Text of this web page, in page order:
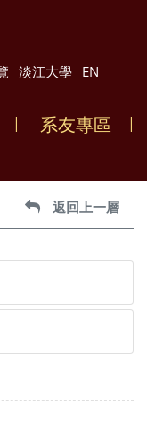
淡江大學 EN
系友專區
返回上一層